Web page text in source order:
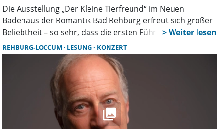
Die Ausstellung „Der Kleine Tierfreund“ im Neuen
Badehaus der Romantik Bad Rehburg erfreut sich großer
Beliebtheit – so sehr, dass die ersten Führungen mit
Dietmar Wischmeyer rasch ausgebucht waren. Nun gibt
es gute Nachrichten für alle, die bislang leer ausgingen.
REHBURG-LOCCUM LESUNG KONZERT